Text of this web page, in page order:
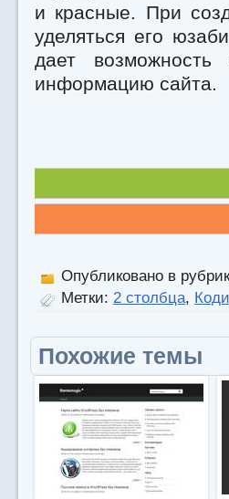
и красные. При
уделяться его
дает
информацию сайта.
Опубликовано в
Метки: 2 столбца,
Похожие темы